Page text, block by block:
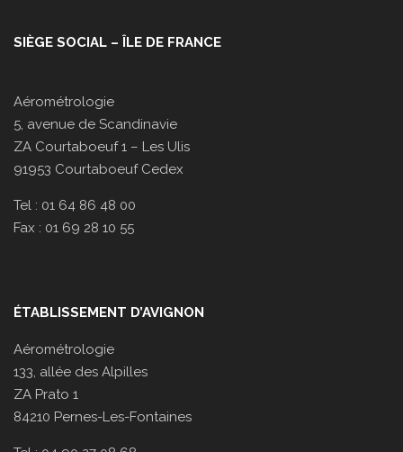
SIÈGE SOCIAL – ÎLE DE FRANCE
Aérométrologie
5, avenue de Scandinavie
ZA Courtaboeuf 1 – Les Ulis
91953 Courtaboeuf Cedex
Tel : 01 64 86 48 00
Fax : 01 69 28 10 55
ÉTABLISSEMENT D’AVIGNON
Aérométrologie
133, allée des Alpilles
ZA Prato 1
84210 Pernes-Les-Fontaines